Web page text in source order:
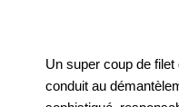
Un super coup de
conduit au